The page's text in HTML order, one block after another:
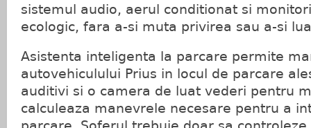
sistemul audio, aerul conditionat si
ecologic, fara a-si muta privirea sau a-si
Asistenta inteligenta la parcare permite
autovehiculului Prius in locul de parcare
auditivi si o camera de luat vederi pentru
calculeaza manevrele necesare pentru a